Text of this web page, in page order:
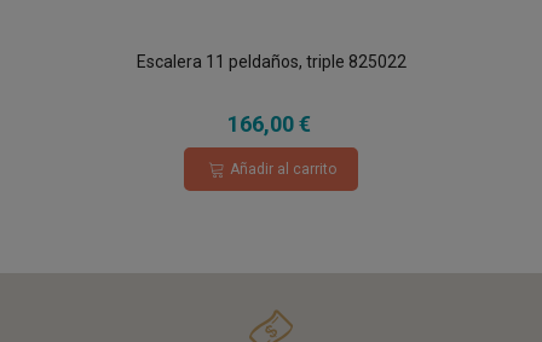
Escalera 11 peldaños, triple 825022
166,00 €
Añadir al carrito